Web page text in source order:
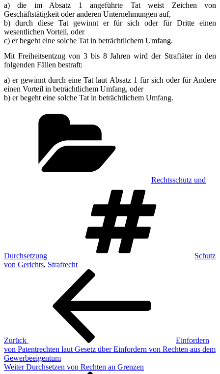
a) die im Absatz 1 angeführte Tat weist Zeichen von
Geschäftstätigkeit oder anderen Unternehmungen auf,
b) durch diese Tat gewinnt er für sich oder für Dritte einen
wesentlichen Vorteil, oder
c) er begeht eine solche Tat in beträchtlichem Umfang.
Mit Freiheitsentzug von 3 bis 8 Jahren wird der Straftäter in den
folgenden Fällen bestraft:
a) er gewinnt durch eine Tat laut Absatz 1 für sich oder für Andere
einen Vorteil in beträchtlichem Umfang, oder
b) er begeht eine solche Tat in beträchtlichem Umfang.
Rechtsschutz und
Durchsetzung
Schutz
von Gerichts, Strafrecht
Zurück
Einfordern
von Patentrechten laut Gesetz über Einfordern von Rechten aus dem
Gewerbeeigentum
Nächster
Weiter Durchsetzen von Rechten an Grenzen